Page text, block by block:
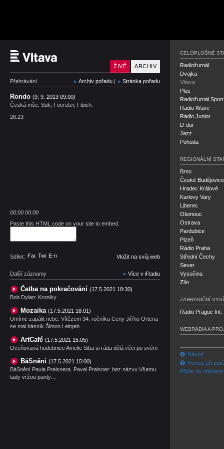
Český rozhlas Vltava
ARCHIV
ŽIVĚ
Přehrávání Archiv pořadu | Stránka pořadu
Rondo (9. 9. 2013 09:00)
Česká mše: Suk, Foerster, Fibich.
26:23
00:00 00:00
Paste this HTML code on your site to embed.
Sdílet: Facebook
TwitterE-mail Vložit na svůj web
Další záznamy Více v iRadiu
Četba na pokračování (17.5.2021 18:30)
Bob Dylan: Kroniky
Mozaika (17.5.2021 18:01)
Umíme zapálit nebe. Vítězem 34. ročníku Ceny Jiřího Ortena
se stal básník Šimon Leitgeb
ArtCafé (17.5.2021 15:05)
Oceňovaná hudebnice Amelie Siba si ráda dělá věci po svém
BáSnění (17.5.2021 15:00)
BáSnění Pavla Preisnera. Pavel Preisner: bez názvu Všemu
tady vržou panty…
CELOPLOŠNÉ
Radiožurnál
Dvojka
Vltava
Plus
Radiožurnál Sport
Radio Wave
Rádio Junior
D-dur
Jazz
Pohoda
REGIONÁLNÍ
Brno
České Budějovice
Hradec Králové
Karlovy Vary
Liberec
Olomouc
Ostrava
Pardubice
Plzeň
Rádio Praha
Střední Čechy
Sever
Vysočina
Zlín
ZAHRANIČNÍ
Radio Prague Int.
WEBRÁDIA A
Návod
Pomoc při
Přidat do